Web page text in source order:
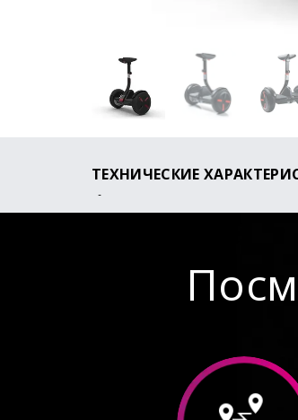
ТЕХНИЧЕСКИЕ
Время зарядки: 2-3 часа
АКБ: Li-ion 310 Вт*ч
Размер колес: 10,5 дюймов
Мобильное приложение: